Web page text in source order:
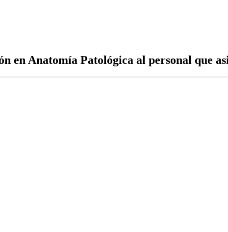
en Anatomía Patológica al personal que